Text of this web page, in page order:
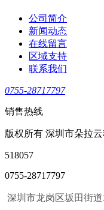
公司简介
新闻动态
在线留言
区域支持
联系我们
0755-28717797
销售热线
版权所有 深圳市朵拉
518057
0755-28717797
深圳市龙岗区坂田街